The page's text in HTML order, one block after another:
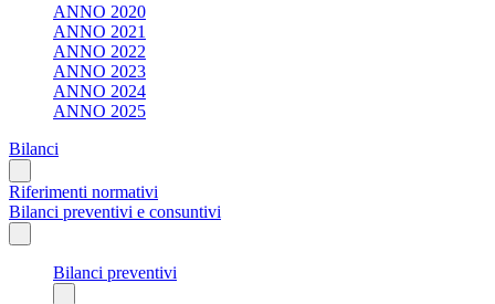
ANNO 2020
ANNO 2021
ANNO 2022
ANNO 2023
ANNO 2024
ANNO 2025
Bilanci
Riferimenti normativi
Bilanci preventivi e consuntivi
Bilanci preventivi